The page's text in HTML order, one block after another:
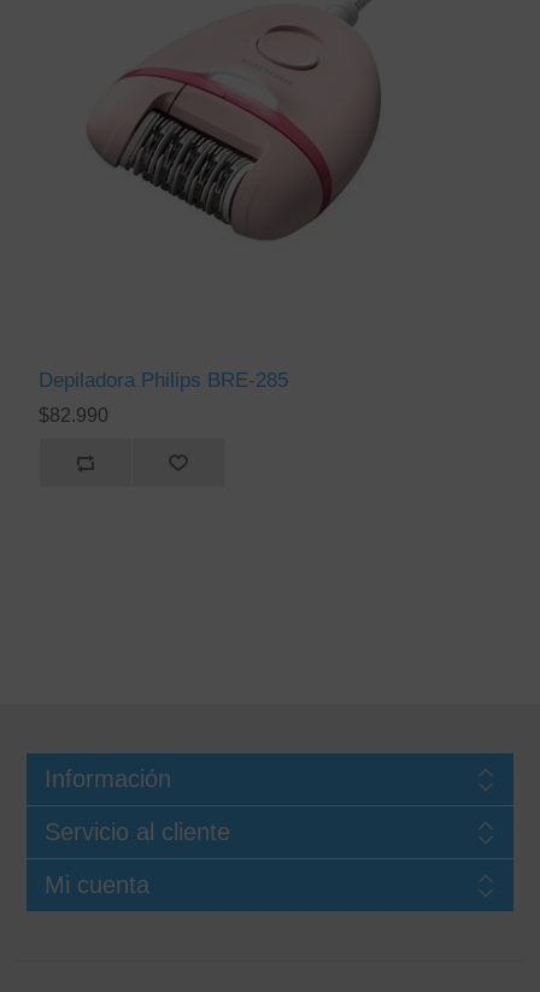
Depiladora Philips BRE-285
$82.990
Información
Servicio al cliente
Mi cuenta